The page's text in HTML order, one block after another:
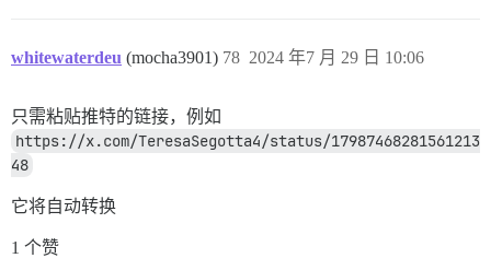
whitewaterdeu (mocha3901) 2024 年7 月 29 日 10:06
78
只需粘贴推特的链接，例如
https://x.com/TeresaSegotta4/status/17987468281561213
48
它将自动转换
1 个赞